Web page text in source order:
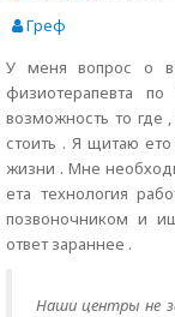
Греф
У меня вопрос о
физиотерапевта
возможность то где
стоить . Я щитаю
жизни . Мне
ета технология
позвоночником и
ответ зараннее .
Наши центры не